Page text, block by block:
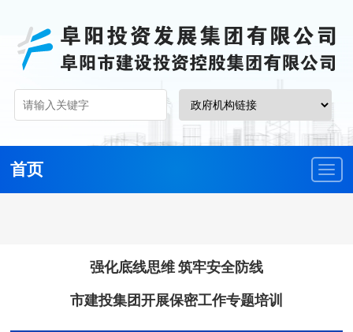
首页
强化底线思维 筑牢安全防线
市建投集团开展保密工作专题培训